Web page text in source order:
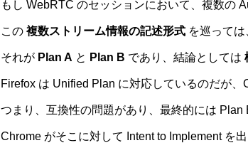
もし WebRTC のセッションにおいて、複数の
この 複数ストリーム情報の記述形式 を巡っては
それが Plan A と Plan B であり、結論としては
Firefox は Unified Plan に対応しているのだが
つまり、互換性の問題があり、最終的には
Chrome がそこに対して Intent to Implement を